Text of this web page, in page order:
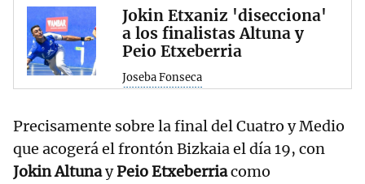
Jokin Etxaniz 'disecciona'
a los finalistas Altuna y
Peio Etxeberria
Joseba Fonseca
Precisamente sobre la final del Cuatro y Medio
que acogerá el frontón Bizkaia el día 19, con
Jokin AltunayPeio Etxeberriacomo